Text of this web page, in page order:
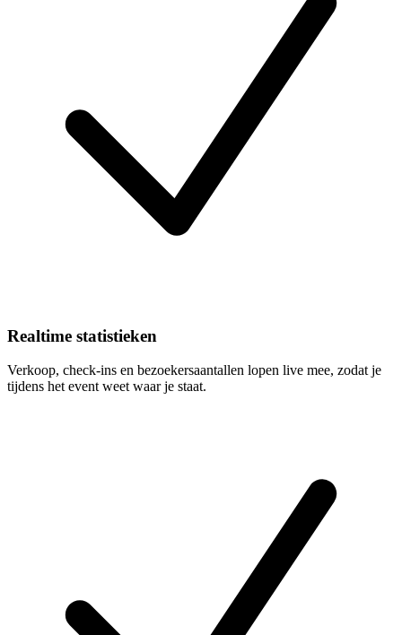
Realtime statistieken
Verkoop, check-ins en bezoekersaantallen lopen live mee, zodat je
tijdens het event weet waar je staat.